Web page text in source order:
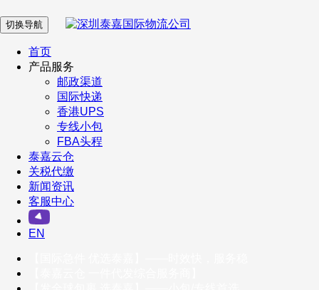
在 线 客 服
企业微信
订阅号
客户服务热线
400-098-5699
联系我们
切换导航
首页
产品服务
邮政渠道
国际快递
香港UPS
专线小包
FBA头程
泰嘉云仓
关税代缴
新闻资讯
客服中心
EN